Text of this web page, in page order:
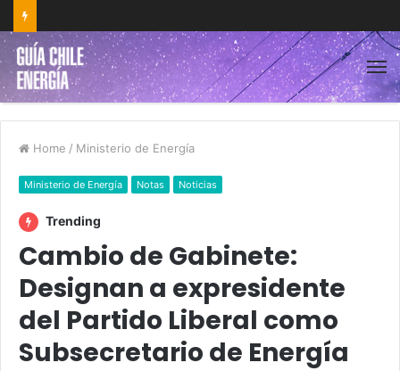
Home / Ministerio de Energía
Ministerio de Energía Notas Noticias
Trending
Cambio de Gabinete:
Designan a expresidente
del Partido Liberal como
Subsecretario de Energía